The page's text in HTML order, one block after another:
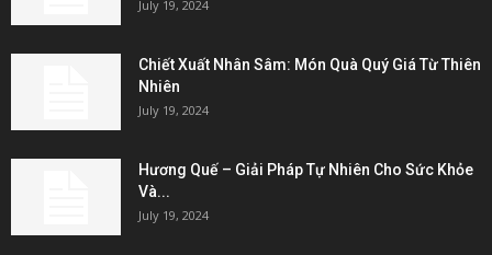
July 19, 2024
Chiết Xuất Nhân Sâm: Món Quà Quý Giá Từ Thiên
Nhiên
July 19, 2024
Hương Quế – Giải Pháp Tự Nhiên Cho Sức Khỏe
Và...
July 19, 2024